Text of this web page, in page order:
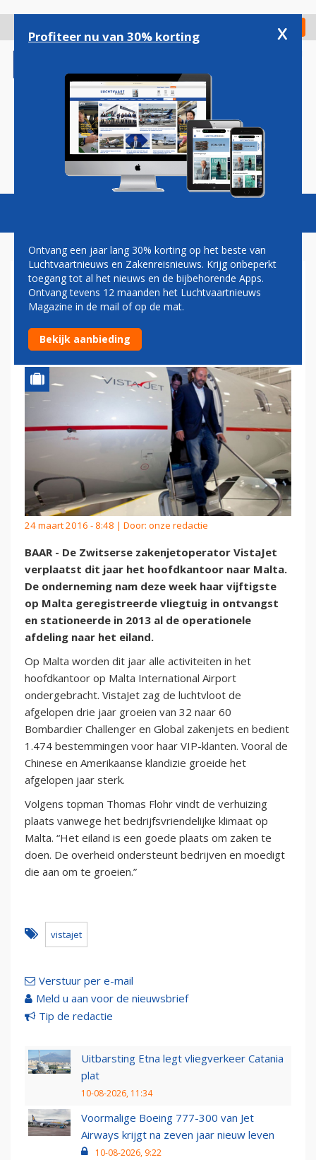
gaan
Check in
Magazine Podcasts Vacatures
VISTAJET VERPLAATST
HOOFDKANTOOR NAAR
MALTA
24 maart 2016 - 8:48 | Door: onze redactie
BAAR - De Zwitserse zakenjetoperator VistaJet
verplaatst dit jaar het hoofdkantoor naar Malta.
De onderneming nam deze week haar vijftigste
op Malta geregistreerde vliegtuig in ontvangst
en stationeerde in 2013 al de operationele
afdeling naar het eiland.
Op Malta worden dit jaar alle activiteiten in het
hoofdkantoor op Malta International Airport
ondergebracht. VistaJet zag de luchtvloot de
afgelopen drie jaar groeien van 32 naar 60
Bombardier Challenger en Global zakenjets en bedient
1.474 bestemmingen voor haar VIP-klanten. Vooral de
Chinese en Amerikaanse klandizie groeide het
afgelopen jaar sterk.
Volgens topman Thomas Flohr vindt de verhuizing
plaats vanwege het bedrijfsvriendelijke klimaat op
Malta. “Het eiland is een goede plaats om zaken te
doen. De overheid ondersteunt bedrijven en moedigt
die aan om te groeien.”
vistajet
Verstuur per e-mail
Meld u aan voor de nieuwsbrief
Tip de redactie
Uitbarsting Etna legt vliegverkeer Catania
plat
10-08-2026, 11:34
Voormalige Boeing 777-300 van Jet
Airways krijgt na zeven jaar nieuw leven
10-08-2026, 9:22
Profiteer nu van 30% korting x
Ontvang een jaar lang 30% korting op het beste van
Luchtvaartnieuws en Zakenreisnieuws. Krijg onbeperkt
toegang tot al het nieuws en de bijbehorende Apps.
Ontvang tevens 12 maanden het Luchtvaartnieuws
Magazine in de mail of op de mat.
Bekijk aanbieding